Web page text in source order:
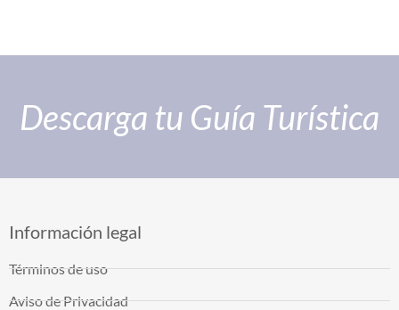
Descarga tu Guía Turística
Información legal
Términos de uso
Aviso de Privacidad